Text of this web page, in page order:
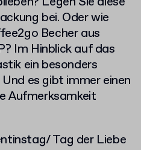
bei. Oder wie
Becher aus
Im Hinblick auf das
ein besonders
es gibt immer einen
Aufmerksamkeit
Tag der Liebe